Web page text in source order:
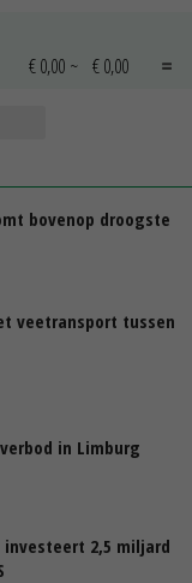
€ 0,00 ~ € 0,00
bovenop droogste
veetransport tussen
in Limburg
2,5 miljard